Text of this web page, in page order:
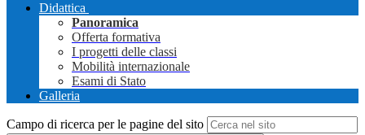
Didattica
Panoramica
Offerta formativa
I progetti delle classi
Mobilità internazionale
Esami di Stato
Galleria
Campo di ricerca per le pagine del sito